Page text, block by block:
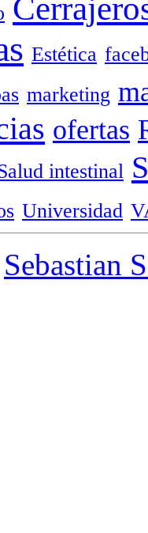
Estética
marketing
ofertas
intestinal
Universidad
Sebastian